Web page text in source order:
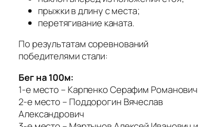
прыжки в длину с места;
перетягивание каната.
По результатам соревнований
победителями стали:
Бег на 100м:
1-е место – Карпенко Серафим Романович
2-е место – Поддорогин Вячеслав
Александрович